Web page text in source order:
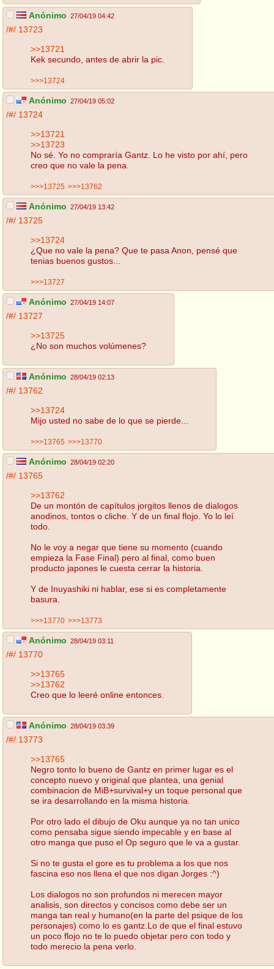
Anónimo 27/04/19 04:42
/#/ 13723
>>13721
Kek secundo, antes de abrir la pic.
>>>13724
Anónimo 27/04/19 05:02
/#/ 13724
>>13721
>>13723
No sé. Yo no compraría Gantz. Lo he visto por ahí, pero
creo que no vale la pena.
>>>13725 >>>13762
Anónimo 27/04/19 13:42
/#/ 13725
>>13724
¿Que no vale la pena? Que te pasa Anon, pensé que
tenias buenos gustos...
>>>13727
Anónimo 27/04/19 14:07
/#/ 13727
>>13725
¿No son muchos volúmenes?
Anónimo 28/04/19 02:13
/#/ 13762
>>13724
Mijo usted no sabe de lo que se pierde...
>>>13765 >>>13770
Anónimo 28/04/19 02:20
/#/ 13765
>>13762
De un montón de capítulos jorgitos llenos de dialogos
anodinos, tontos o cliche. Y de un final flojo. Yo lo leí
todo.
No le voy a negar que tiene su momento (cuando
empieza la Fase Final) pero al final, como buen
producto japones le cuesta cerrar la historia.
Y de Inuyashiki ni hablar, ese si es completamente
basura.
>>>13770 >>>13773
Anónimo 28/04/19 03:11
/#/ 13770
>>13765
>>13762
Creo que lo leeré online entonces.
Anónimo 28/04/19 03:39
/#/ 13773
>>13765
Negro tonto lo bueno de Gantz en primer lugar es el
concepto nuevo y original que plantea, una genial
combinacion de MiB+survival+y un toque personal que
se ira desarrollando en la misma historia.
Por otro lado el dibujo de Oku aunque ya no tan unico
como pensaba sigue siendo impecable y en base al
otro manga que puso el Op seguro que le va a gustar.
Si no te gusta el gore es tu problema a los que nos
fascina eso nos llena el que nos digan Jorges :^)
Los dialogos no son profundos ni merecen mayor
analisis, son directos y concisos como debe ser un
manga tan real y humano(en la parte del psique de los
personajes) como lo es gantz.Lo de que el final estuvo
un poco flojo no te lo puedo objetar pero con todo y
todo merecio la pena verlo.